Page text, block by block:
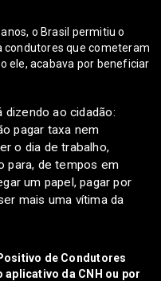
o Brasil permitiu o
condutores que cometeram
ele, acabava por beneficiar
dizendo ao cidadão:
pagar taxa nem
o dia de trabalho,
para, de tempos em
um papel, pagar por
mais uma vítima da
de Condutores
aplicativo da CNH ou por